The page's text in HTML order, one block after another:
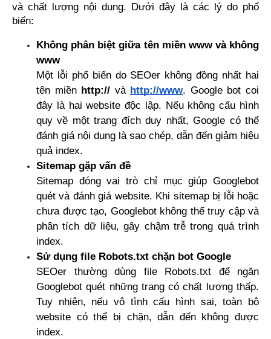
và chất lượng nội dung. Dưới đây là các lý do phổ
biến:
Không phân biệt giữa tên miền www và không
www
Một lỗi phổ biến do SEOer không đồng nhất hai
tên miền http:// và http://www. Google bot coi
đây là hai website độc lập. Nếu không cấu hình
quy về một trang đích duy nhất, Google có thể
đánh giá nội dung là sao chép, dẫn đến giảm hiệu
quả index.
Sitemap gặp vấn đề
Sitemap đóng vai trò chỉ mục giúp Googlebot
quét và đánh giá website. Khi sitemap bị lỗi hoặc
chưa được tạo, Googlebot không thể truy cập và
phân tích dữ liệu, gây chậm trễ trong quá trình
index.
Sử dụng file Robots.txt chặn bot Google
SEOer thường dùng file Robots.txt để ngăn
Googlebot quét những trang có chất lượng thấp.
Tuy nhiên, nếu vô tình cấu hình sai, toàn bộ
website có thể bị chặn, dẫn đến không được
index.